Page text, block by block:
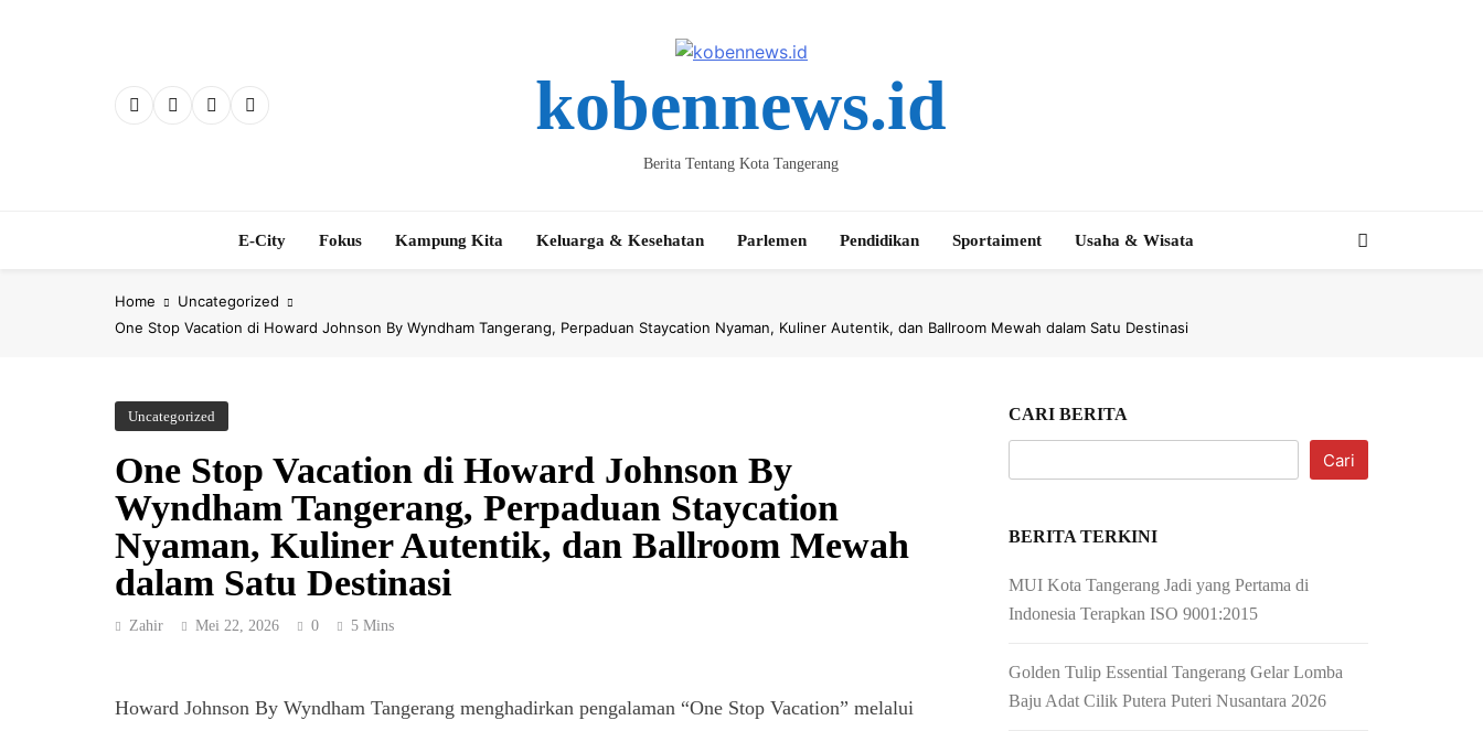
kobennews.id
Berita Tentang Kota Tangerang
E-City Fokus Kampung Kita Keluarga & Kesehatan Parlemen Pendidikan Sportaiment Usaha & Wisata
Home
Uncategorized
One Stop Vacation di Howard Johnson By Wyndham Tangerang, Perpaduan Staycation Nyaman, Kuliner Autentik, dan Ballroom Mewah dalam Satu Destinasi
Uncategorized
One Stop Vacation di Howard Johnson By
Wyndham Tangerang, Perpaduan Staycation
Nyaman, Kuliner Autentik, dan Ballroom Mewah
dalam Satu Destinasi
Zahir Mei 22, 2026 0 5 Mins
Howard Johnson By Wyndham Tangerang menghadirkan pengalaman “One Stop Vacation” melalui
CARI BERITA
Cari
BERITA TERKINI
MUI Kota Tangerang Jadi yang Pertama di
Indonesia Terapkan ISO 9001:2015
Golden Tulip Essential Tangerang Gelar Lomba
Baju Adat Cilik Putera Puteri Nusantara 2026